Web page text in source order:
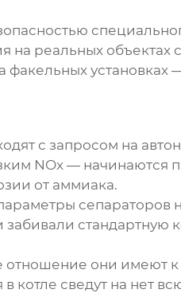
на реальных объектах с
установках
с запросом на
NOx — начинаются
от аммиака.
сепараторов
стандартную
отношение они имеют к
котле сведут на нет